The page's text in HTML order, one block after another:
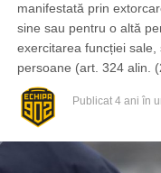
manifestată prin
sine sau pentru o altă
exercitarea funcției
persoane (art. 324 alin.
Publicat 4 ani în